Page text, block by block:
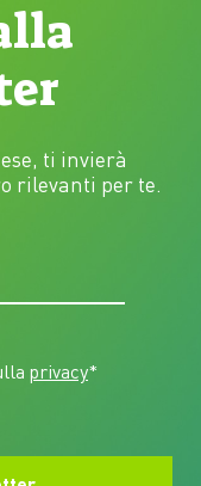
ti invierà
rilevanti per te.
privacy*